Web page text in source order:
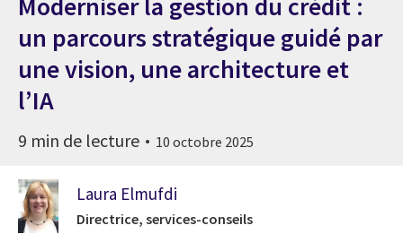
un parcours stratégique guidé par
une vision, une architecture et
l’IA
9 min de lecture 10 octobre 2025
Laura Elmufdi
Directrice, services-conseils